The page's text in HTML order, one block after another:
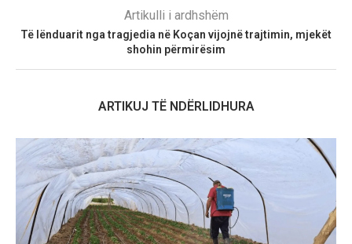
Artikulli i ardhshëm
Të lënduarit nga tragjedia në Koçan vijojnë trajtimin, mjekët
shohin përmirësim
ARTIKUJ TË NDËRLIDHURA